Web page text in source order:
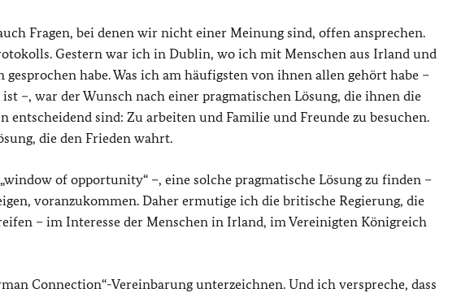
Fragen, bei denen wir nicht einer Meinung sind, offen ansprechen.
Gestern war ich in Dublin, wo ich mit Menschen aus Irland und
habe. Was ich am häufigsten von ihnen allen gehört habe –
–, war der Wunsch nach einer pragmatischen Lösung, die ihnen die
sind: Zu arbeiten und Familie und Freunde zu besuchen.
die den Frieden wahrt.
of opportunity“ –, eine solche pragmatische Lösung zu finden –
voranzukommen. Daher ermutige ich die britische Regierung, die
– im Interesse der Menschen in Irland, im Vereinigten Königreich
Connection“-Vereinbarung unterzeichnen. Und ich verspreche, dass